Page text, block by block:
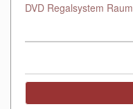
DVD Regalsystem